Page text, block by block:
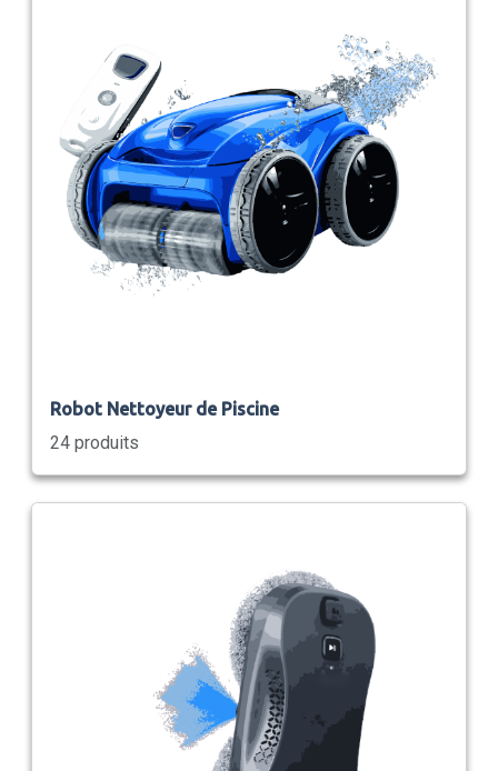
Robot Nettoyeur de Piscine
24 produits